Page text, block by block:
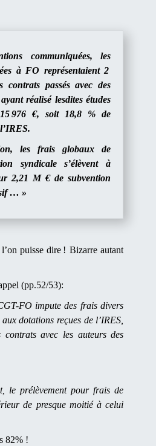
communiquées, les
à FO représentaient 2
passés avec des
réalisé lesdites études
976 €, soit 18,8 % de
les frais globaux de
syndicale s’élèvent à
2,21 M € de subvention
… »
puisse dire ! Bizarre autant
(pp.52/53):
FO impute des frais divers
dotations reçues de l’IRES,
avec les auteurs des
le prélèvement pour frais de
de presque moitié à celui
82% !